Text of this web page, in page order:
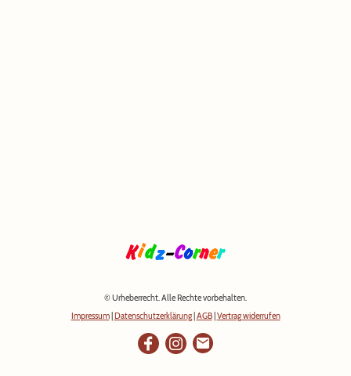
© Urheberrecht. Alle Rechte vorbehalten.
Impressum| Datenschutzerklärung| AGB| Vertrag widerrufen